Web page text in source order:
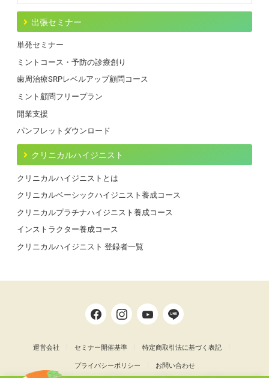
出張セミナー
単発セミナー
ミントコース・予防の診療創り
歯周治療SRPレベルアップ顧問コース
ミント顧問フリープラン
開業支援
パンフレットダウンロード
クリニカルハイジニスト
クリニカルハイジニストとは
クリニカルベーシックハイジニスト養成コース
クリニカルプラチナハイジニスト養成コース
インストラクター養成コース
クリニカルハイジニスト 登録者一覧
運営会社 セミナー開催基準 特定商取引法に基づく表記
プライバシーポリシー お問い合わせ